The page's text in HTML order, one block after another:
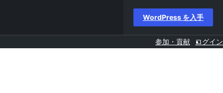
WordPress を入手
参加・貢献 ログイン